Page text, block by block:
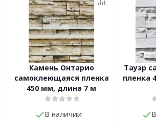
Камень Онтарио
самоклеющаяся пленка
450 мм, длина 7 м
В наличии
Тауэр
пленка